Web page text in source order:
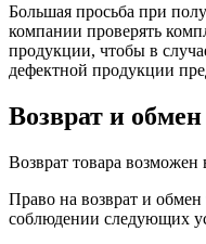
Большая просьба при
компании проверять
продукции, чтобы в
дефектной продукции
Возврат и обмен
Возврат товара возможен
Право на возврат и обмен
соблюдении следующих